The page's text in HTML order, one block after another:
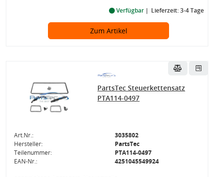
Verfügbar Lieferzeit: 3-4 Tage
Zum Artikel
PartsTec Steuerkettensatz
PTA114-0497
Art.Nr.:
3035802
Hersteller:
PartsTec
Teilenummer:
PTA114-0497
EAN-Nr.:
4251045549924